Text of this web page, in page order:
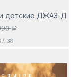
детские ДЖАЗ-Д
a
38